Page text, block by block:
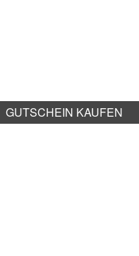
GUTSCHEIN KAUFEN